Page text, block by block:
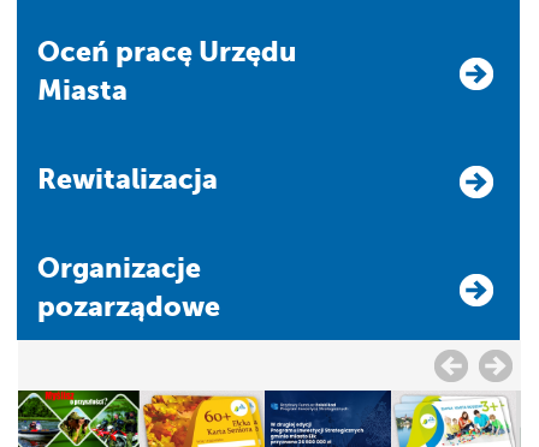
Oceń pracę Urzędu
Miasta
Rewitalizacja
Organizacje
pozarządowe